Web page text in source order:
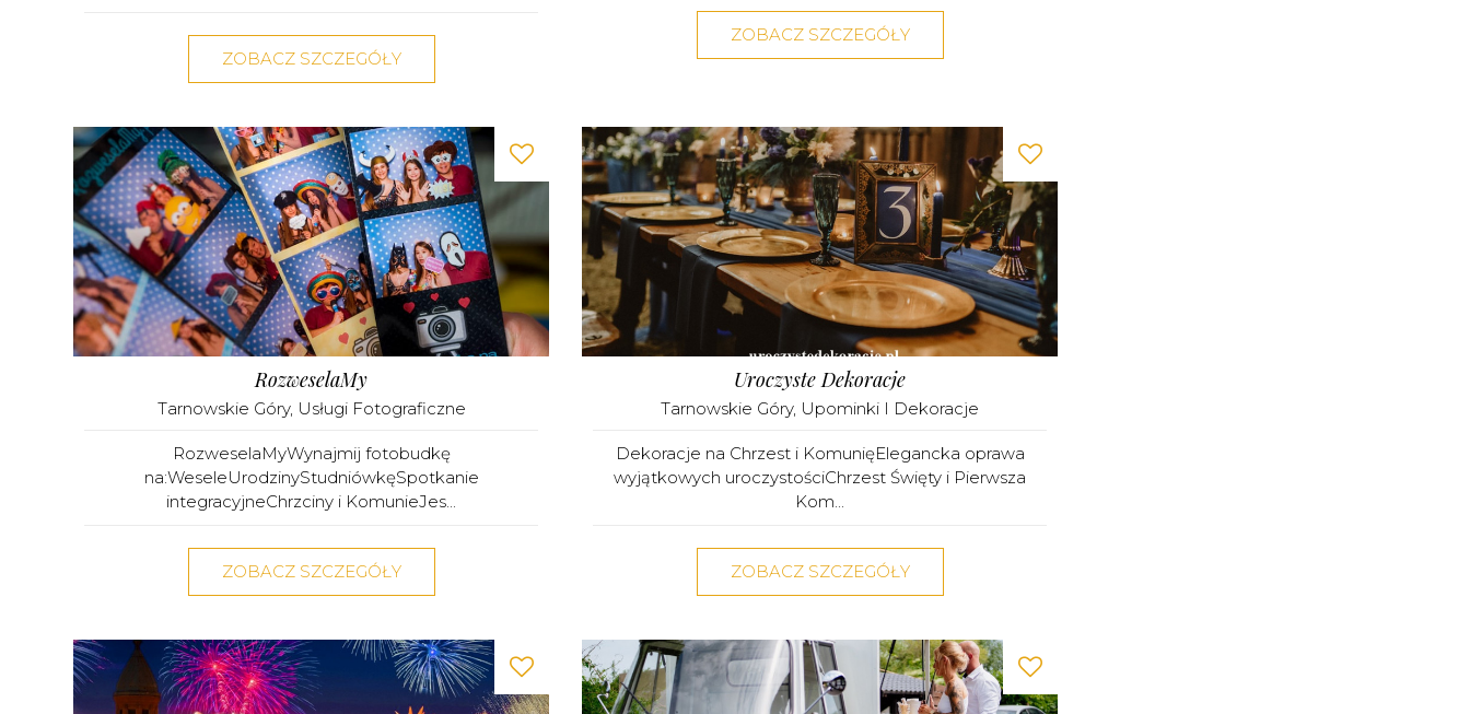
ZOBACZ SZCZEGÓŁY
ZOBACZ SZCZEGÓŁY
RozweselaMy
Tarnowskie Góry, Usługi Fotograficzne
RozweselaMyWynajmij fotobudkę
na:WeseleUrodzinyStudniówkęSpotkanie
integracyjneChrzciny i KomunieJes...
ZOBACZ SZCZEGÓŁY
Uroczyste Dekoracje
Tarnowskie Góry, Upominki I Dekoracje
Dekoracje na Chrzest i KomunięElegancka oprawa
wyjątkowych uroczystościChrzest Święty i Pierwsza
Kom...
ZOBACZ SZCZEGÓŁY